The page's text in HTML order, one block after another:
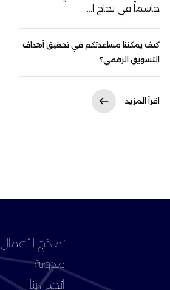
حاسماً في نجاح ا...
كيف يمكننا مساعدتكم في تحقيق أهداف
التسويق الرقمي؟
اقرأ المزيد
نماذج الأعمال
مدونة
اتصل بنا